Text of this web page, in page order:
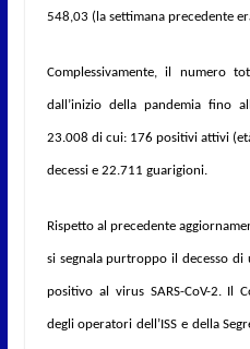
548,03 (la settimana precedente
Complessivamente, il numero
dall’inizio della pandemia fino
23.008 di cui: 176 positivi attivi
decessi e 22.711 guarigioni.
Rispetto al precedente
si segnala purtroppo il decesso di
positivo al virus SARS-CoV-2. Il
degli operatori dell’ISS e della